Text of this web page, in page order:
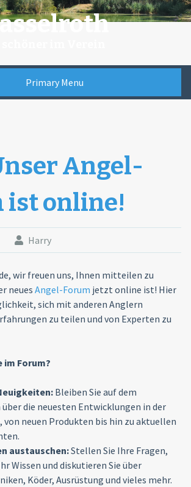
Primary Menu
Angel-
ist online!
Harry
wir freuen uns, Ihnen mitteilen zu
neues Angel-Forum jetzt online ist! Hier
sich mit anderen Anglern
zu teilen und von Experten zu
im Forum?
Bleiben Sie auf dem
über die neuesten Entwicklungen in der
neuen Produkten bis hin zu aktuellen
austauschen:Stellen Sie Ihre Fragen,
Wissen und diskutieren Sie über
Köder, Ausrüstung und vieles mehr.